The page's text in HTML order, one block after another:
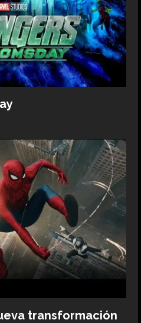
transformación